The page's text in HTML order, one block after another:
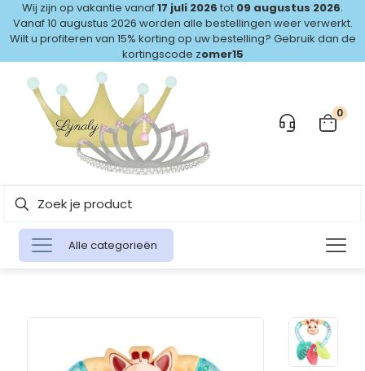
Wij zijn op vakantie vanaf17 juli 2026 tot 09 augustus 2026.
Vanaf 10 augustus 2026 worden alle bestellingen weer verwerkt.
Wilt u profiteren van 15% korting op uw bestelling? Gebruik dan de
kortingscode zomer15
0
Alle categorieën